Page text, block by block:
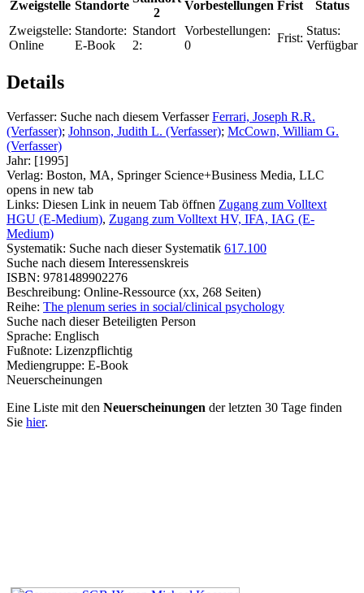
Zweigstelle Standorte
2
Vorbestellungen Frist
Status
Zweigstelle:
Online
Standorte:
E-Book
Standort
2:
Vorbestellungen:
0
Frist:
Status:
Verfügbar
Details
Verfasser: Suche nach diesem Verfasser Ferrari, Joseph R.R.
(Verfasser); Johnson, Judith L. (Verfasser); McCown, William G.
(Verfasser)
Jahr: [1995]
Verlag: Boston, MA, Springer Science+Business Media, LLC
opens in new tab
Links: Diesen Link in neuem Tab öffnen Zugang zum Volltext
HGU (E-Medium), Zugang zum Volltext HV, IFA, IAG (E-
Medium)
Systematik: Suche nach dieser Systematik 617.100
Suche nach diesem Interessenskreis
ISBN: 9781489902276
Beschreibung: Online-Ressource (xx, 268 Seiten)
Reihe: The plenum series in social/clinical psychology
Suche nach dieser Beteiligten Person
Sprache: Englisch
Fußnote: Lizenzpflichtig
Mediengruppe: E-Book
Neuerscheinungen
Eine Liste mit den Neuerscheinungen der letzten 30 Tage finden
Sie hier.